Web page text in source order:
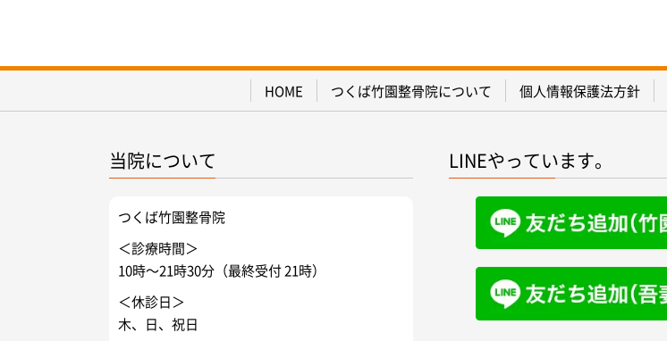
HOME つくば竹園整骨院について 個人情報保護法方針
当院について
つくば竹園整骨院
＜診療時間＞
10時～21時30分（最終受付 21時）
＜休診日＞
木、日、祝日
LINEやっています。